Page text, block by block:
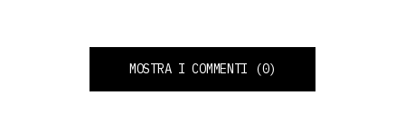
MOSTRA I COMMENTI (0)